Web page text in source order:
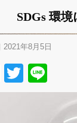
SDGs 環
2021年8月5日
Facebook
Twitter